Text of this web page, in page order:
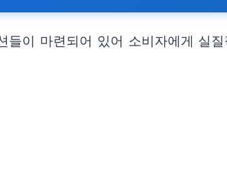
이 마련되어 있어 소비자에게 실